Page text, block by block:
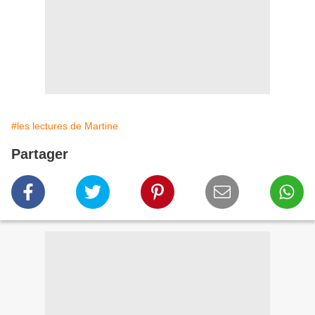
#les lectures de Martine
Partager